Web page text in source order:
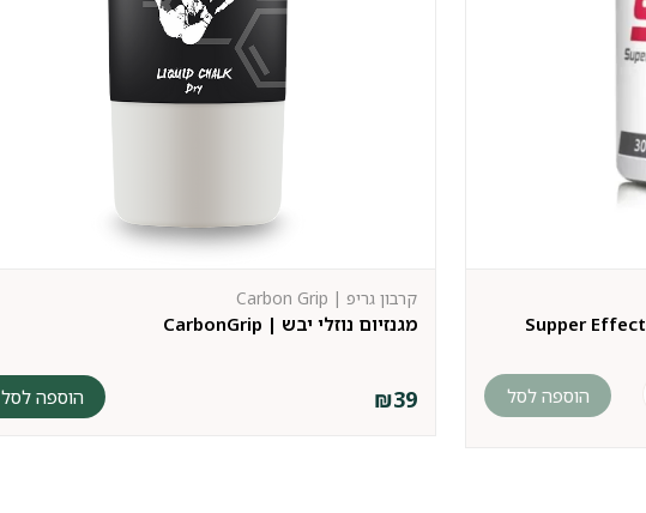
הוספה לסל
מגנזיום נוזלי יבש | CarbonGrip
קרבון גריפ | Carbon Grip
₪39 הוספה לסל